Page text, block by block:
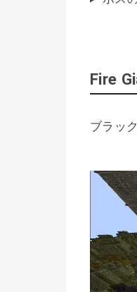
Fire
ブラッ